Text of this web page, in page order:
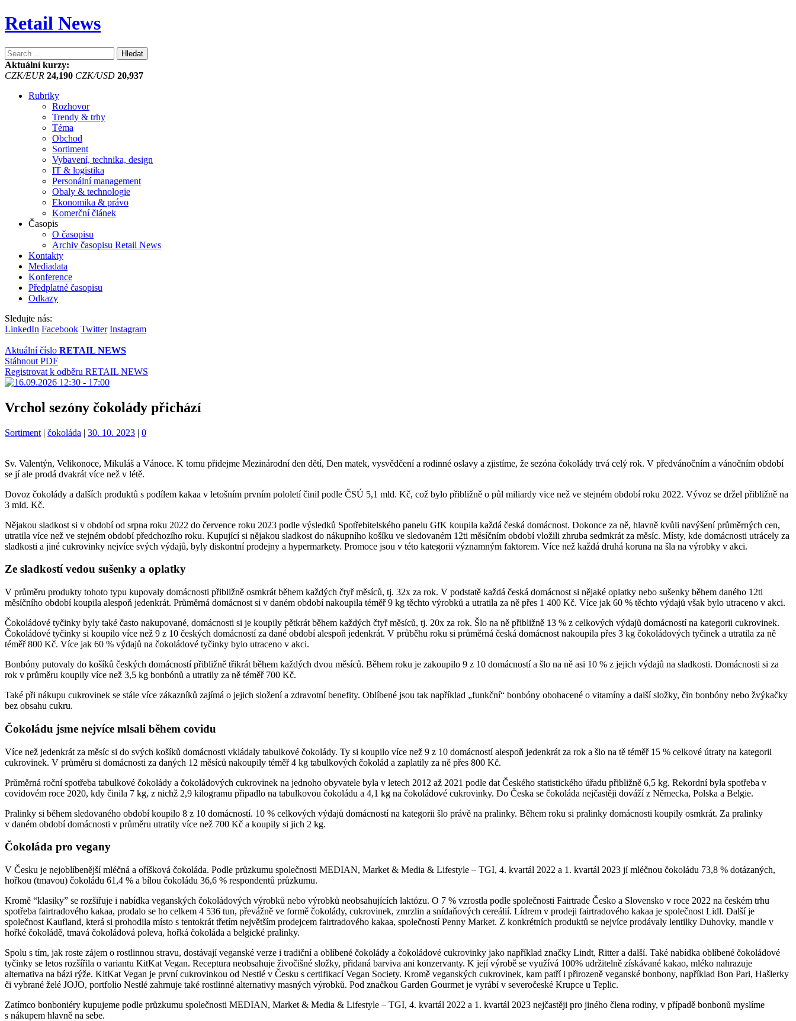
Retail News
Vyhledávání
Aktuální kurzy:
CZK/EUR 24,190 CZK/USD 20,937
Rubriky
Rozhovor
Trendy & trhy
Téma
Obchod
Sortiment
Vybavení, technika, design
IT & logistika
Personální management
Obaly & technologie
Ekonomika & právo
Komerční článek
Časopis
O časopisu
Archiv časopisu Retail News
Kontakty
Mediadata
Konference
Předplatné časopisu
Odkazy
Sledujte nás:
LinkedIn Facebook Twitter Instagram
Aktuální číslo RETAIL NEWS
Stáhnout PDF
Registrovat k odběru RETAIL NEWS
Vrchol sezóny čokolády přichází
Kategorie:
Sortiment | Štítky:
čokoláda | 30. 10. 2023 | 0
Sv. Valentýn, Velikonoce, Mikuláš a Vánoce. K tomu přidejme Mezinárodní den dětí, Den matek, vysvědčení a rodinné oslavy a zjistíme, že sezóna čokolády trvá celý rok. V předvánočním a vánočním období
se jí ale prodá dvakrát více než v létě.
Dovoz čokolády a dalších produktů s podílem kakaa v letošním prvním pololetí činil podle ČSÚ 5,1 mld. Kč, což bylo přibližně o půl miliardy vice než ve stejném období roku 2022. Vývoz se držel přibližně na
3 mld. Kč.
Nějakou sladkost si v období od srpna roku 2022 do července roku 2023 podle výsledků Spotřebitelského panelu GfK koupila každá česká domácnost. Dokonce za ně, hlavně kvůli navýšení průměrných cen,
utratila více než ve stejném období předchozího roku. Kupující si nějakou sladkost do nákupního košíku ve sledovaném 12ti měsíčním období vložili zhruba sedmkrát za měsíc. Místy, kde domácnosti utrácely za
sladkosti a jiné cukrovinky nejvíce svých výdajů, byly diskontní prodejny a hypermarkety. Promoce jsou v této kategorii významným faktorem. Více než každá druhá koruna na šla na výrobky v akci.
Ze sladkostí vedou sušenky a oplatky
V průměru produkty tohoto typu kupovaly domácnosti přibližně osmkrát během každých čtyř měsíců, tj. 32x za rok. V podstatě každá česká domácnost si nějaké oplatky nebo sušenky během daného 12ti
měsíčního období koupila alespoň jedenkrát. Průměrná domácnost si v daném období nakoupila téměř 9 kg těchto výrobků a utratila za ně přes 1 400 Kč. Více jak 60 % těchto výdajů však bylo utraceno v akci.
Čokoládové tyčinky byly také často nakupované, domácnosti si je koupily pětkrát během každých čtyř měsíců, tj. 20x za rok. Šlo na ně přibližně 13 % z celkových výdajů domácností na kategorii cukrovinek.
Čokoládové tyčinky si koupilo více než 9 z 10 českých domácností za dané období alespoň jedenkrát. V průběhu roku si průměrná česká domácnost nakoupila přes 3 kg čokoládových tyčinek a utratila za ně
téměř 800 Kč. Více jak 60 % výdajů na čokoládové tyčinky bylo utraceno v akci.
Bonbóny putovaly do košíků českých domácností přibližně třikrát během každých dvou měsíců. Během roku je zakoupilo 9 z 10 domácností a šlo na ně asi 10 % z jejich výdajů na sladkosti. Domácnosti si za
rok v průměru koupily více než 3,5 kg bonbónů a utratily za ně téměř 700 Kč.
Také při nákupu cukrovinek se stále více zákazníků zajímá o jejich složení a zdravotní benefity. Oblíbené jsou tak například „funkční“ bonbóny obohacené o vitamíny a další složky, čin bonbóny nebo žvýkačky
bez obsahu cukru.
Čokoládu jsme nejvíce mlsali během covidu
Více než jedenkrát za měsíc si do svých košíků domácnosti vkládaly tabulkové čokolády. Ty si koupilo více než 9 z 10 domácností alespoň jedenkrát za rok a šlo na tě téměř 15 % celkové útraty na kategorii
cukrovinek. V průměru si domácnosti za daných 12 měsíců nakoupily téměř 4 kg tabulkových čokolád a zaplatily za ně přes 800 Kč.
Průměrná roční spotřeba tabulkové čokolády a čokoládových cukrovinek na jednoho obyvatele byla v letech 2012 až 2021 podle dat Českého statistického úřadu přibližně 6,5 kg. Rekordní byla spotřeba v
covidovém roce 2020, kdy činila 7 kg, z nichž 2,9 kilogramu připadlo na tabulkovou čokoládu a 4,1 kg na čokoládové cukrovinky. Do Česka se čokoláda nejčastěji dováží z Německa, Polska a Belgie.
Pralinky si během sledovaného období koupilo 8 z 10 domácností. 10 % celkových výdajů domácností na kategorii šlo právě na pralinky. Během roku si pralinky domácnosti koupily osmkrát. Za pralinky
v daném období domácnosti v průměru utratily více než 700 Kč a koupily si jich 2 kg.
Čokoláda pro vegany
V Česku je nejoblíbenější mléčná a oříšková čokoláda. Podle průzkumu společnosti MEDIAN, Market & Media & Lifestyle – TGI, 4. kvartál 2022 a 1. kvartál 2023 jí mléčnou čokoládu 73,8 % dotázaných,
hořkou (tmavou) čokoládu 61,4 % a bílou čokoládu 36,6 % respondentů průzkumu.
Kromě “klasiky” se rozšiřuje i nabídka veganských čokoládových výrobků nebo výrobků neobsahujících laktózu. O 7 % vzrostla podle společnosti Fairtrade Česko a Slovensko v roce 2022 na českém trhu
spotřeba fairtradového kakaa, prodalo se ho celkem 4 536 tun, převážně ve formě čokolády, cukrovinek, zmrzlin a snídaňových cereálií. Lídrem v prodeji fairtradového kakaa je společnost Lidl. Další je
společnost Kaufland, která si prohodila místo s tentokrát třetím největším prodejcem fairtradového kakaa, společností Penny Market. Z konkrétních produktů se nejvíce prodávaly lentilky Duhovky, mandle v
hořké čokoládě, tmavá čokoládová poleva, hořká čokoláda a belgické pralinky.
Spolu s tím, jak roste zájem o rostlinnou stravu, dostávají veganské verze i tradiční a oblíbené čokolády a čokoládové cukrovinky jako například značky Lindt, Ritter a další. Také nabídka oblíbené čokoládové
tyčinky se letos rozšířila o variantu KitKat Vegan. Receptura neobsahuje živočišné složky, přidaná barviva ani konzervanty. K její výrobě se využívá 100% udržitelně získávané kakao, mléko nahrazuje
alternativa na bázi rýže. KitKat Vegan je první cukrovinkou od Nestlé v Česku s certifikací Vegan Society. Kromě veganských cukrovinek, kam patří i přirozeně veganské bonbony, například Bon Pari, Hašlerky
či vybrané želé JOJO, portfolio Nestlé zahrnuje také rostlinné alternativy masných výrobků. Pod značkou Garden Gourmet je vyrábí v severočeské Krupce u Teplic.
Zatímco bonboniéry kupujeme podle průzkumu společnosti MEDIAN, Market & Media & Lifestyle – TGI, 4. kvartál 2022 a 1. kvartál 2023 nejčastěji pro jiného člena rodiny, v případě bonbonů myslíme
s nákupem hlavně na sebe.